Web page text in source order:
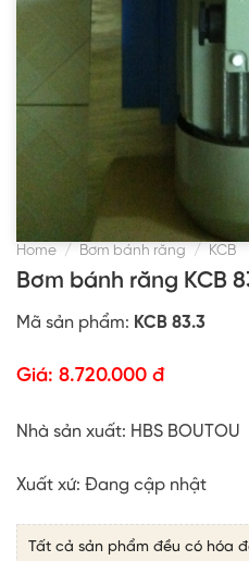
Home / Bơm bánh răng / KCB
Bơm bánh răng KCB
Mã sản phẩm: KCB 83.3
Giá: 8.720.000 đ
Nhà sản xuất: HBS BOUTOU
Xuất xứ: Đang cập nhật
Tất cả sản phẩm đều có hóa